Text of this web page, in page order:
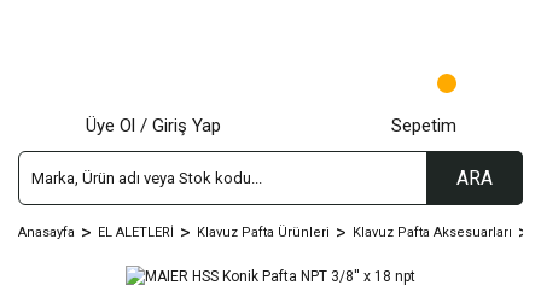
ARA
Üye Ol / Giriş Yap Sepetim
Anasayfa EL ALETLERİ Klavuz Pafta Ürünleri Klavuz Pafta Aksesuarları